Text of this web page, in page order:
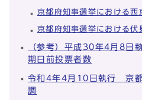
京都府知事選挙における西
京都府知事選挙における伏
（参考）平成30年4月8
期日前投票者数
令和4年4月10日執行 京
調